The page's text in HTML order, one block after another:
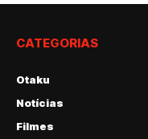
CATEGORIAS
Otaku
Notícias
Filmes